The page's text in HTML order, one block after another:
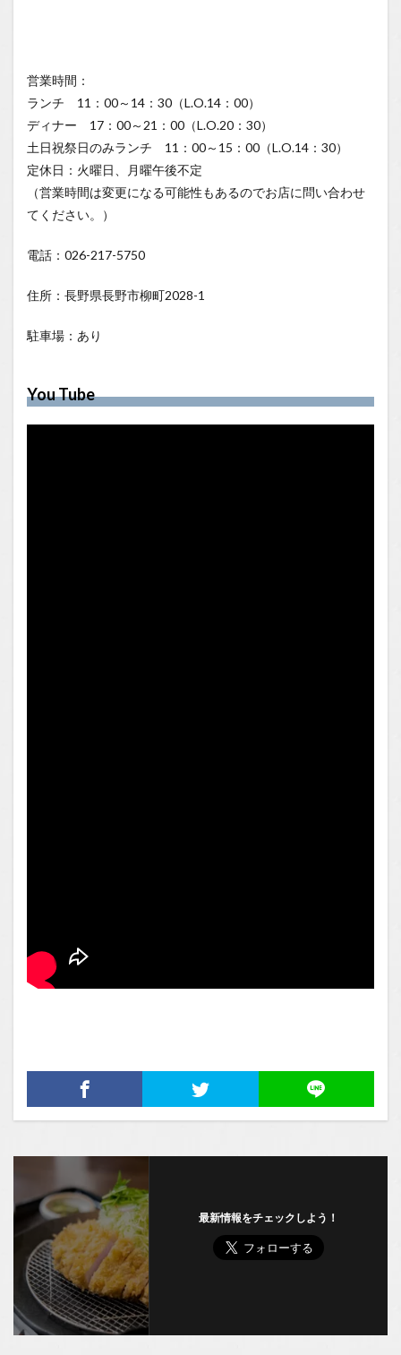
営業時間：
ランチ 11：00～14：30（L.O.14：00）
ディナー 17：00～21：00（L.O.20：30）
土日祝祭日のみランチ 11：00～15：00（L.O.14：30）
定休日：火曜日、月曜午後不定
（営業時間は変更になる可能性もあるのでお店に問い合わせ
てください。）
電話：026-217-5750
住所：長野県長野市柳町2028-1
駐車場：あり
You Tube
最新情報をチェックしよう！